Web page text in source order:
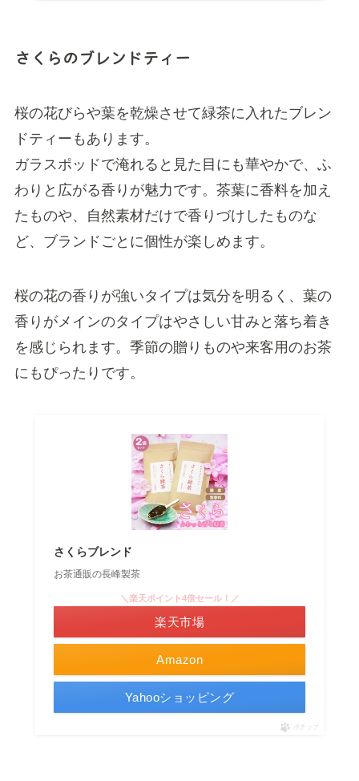
さくらのブレンドティー
桜の花びらや葉を乾燥させて緑茶に入れたブレン
ドティーもあります。
ガラスポッドで淹れると見た目にも華やかで、ふ
わりと広がる香りが魅力です。茶葉に香料を加え
たものや、自然素材だけで香りづけしたものな
ど、ブランドごとに個性が楽しめます。
桜の花の香りが強いタイプは気分を明るく、葉の
香りがメインのタイプはやさしい甘みと落ち着き
を感じられます。季節の贈りものや来客用のお茶
にもぴったりです。
さくらブレンド
お茶通販の長峰製茶
Amazon
＼楽天ポイント4倍セール！／
楽天市場
Yahooショッピング
ポチップ